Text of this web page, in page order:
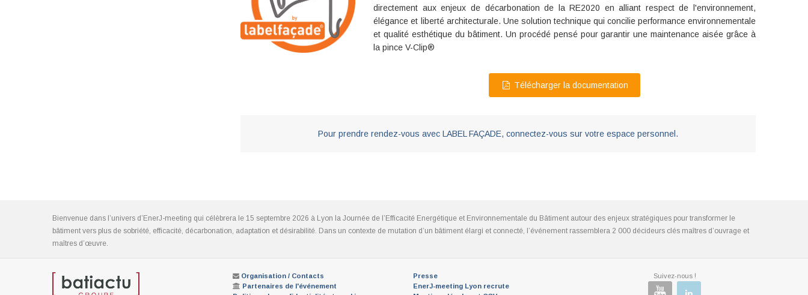
directement aux enjeux de décarbonation de la RE2020 en alliant respect de l'environnement,
élégance et liberté architecturale. Une solution technique qui concilie performance environnementale
et qualité esthétique du bâtiment. Un procédé pensé pour garantir une maintenance aisée grâce à
la pince V-Clip®
Télécharger la documentation
Pour prendre rendez-vous avec LABEL FAÇADE, connectez-vous sur votre espace personnel.
Bienvenue dans l’univers d’EnerJ-meeting qui célèbrera le 15 septembre 2026 à Lyon la Journée de l’Efficacité Energétique et Environnementale du Bâtiment autour des enjeux stratégiques pour transformer le
bâtiment vers plus de sobriété, efficacité, décarbonation, adaptation et désirabilité. Dans un contexte de mutation d’un bâtiment élargi et connecté, l’événement rassemblera 2 000 décideurs clés maîtres d’ouvrage et
maîtres d’œuvre.
Organisation / Contacts
Partenaires de l'événement
Presse
EnerJ-meeting Lyon recrute
Suivez-nous !